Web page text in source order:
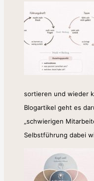
sortieren und wieder
Blogartikel geht es
„schwierigen
Selbstführung dabei